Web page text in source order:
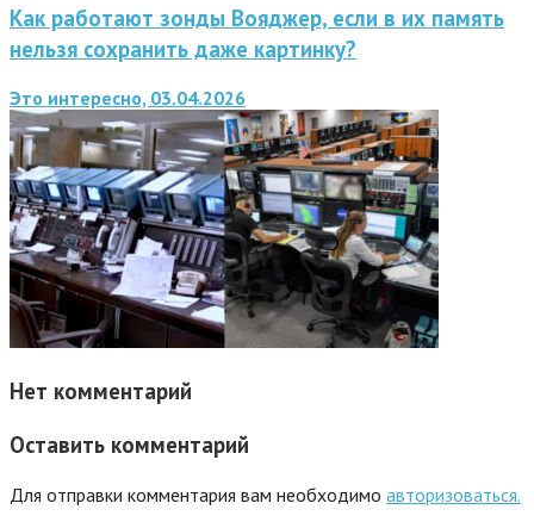
Как работают зонды Вояджер, если в их память
нельзя сохранить даже картинку?
Это интересно, 03.04.2026
Нет комментарий
Оставить комментарий
Для отправки комментария вам необходимо авторизоваться.